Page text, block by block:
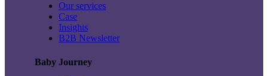
Our services
Case
Insights
B2B Newsletter
Baby Journey